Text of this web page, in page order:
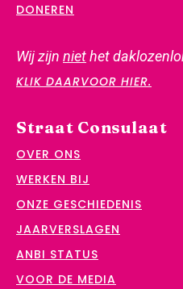
DONEREN
Wij zijn niethet
KLIK DAARVOOR HIER.
Straat Consulaat
OVER ONS
WERKEN BIJ
ONZE GESCHIEDENIS
JAARVERSLAGEN
ANBI STATUS
VOOR DE MEDIA